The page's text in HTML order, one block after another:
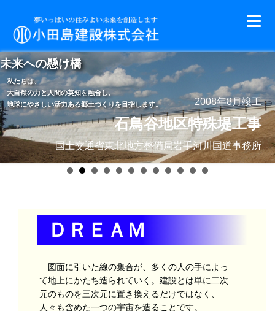
2008年8月竣工
石鳥谷地区特殊堤工事
国土交通省東北地方整備局岩手河川国道事務所
未来への懸け橋
私たちは、
大自然の力と人間の英知を融合し、
地球にやさしい活力ある郷土づくりを目指します。
ＤＲＥＡＭ
図面に引いた線の集合が、多くの人の手によっ
て地上にかたち造られていく。建設とは単に二次
元のものを三次元に置き換えるだけではなく、
人々も含めた一つの宇宙を造ることです。